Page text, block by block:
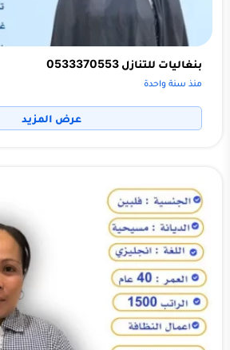
بنغاليات للتنازل 0533370553
منذ سنة واحدة
عرض المزيد